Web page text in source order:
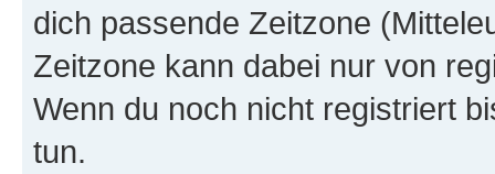
dich passende Zeitzone
Zeitzone kann dabei nur von
Wenn du noch nicht registriert
tun.